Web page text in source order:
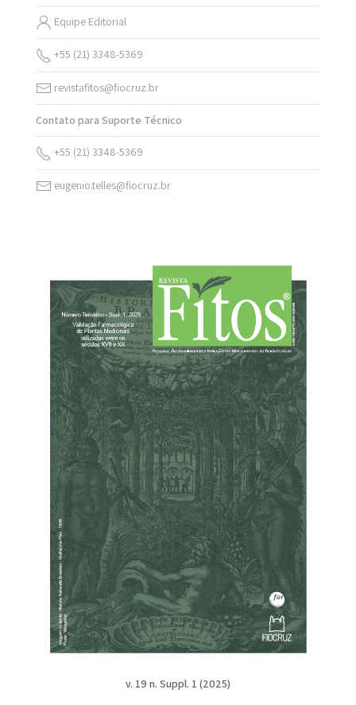
Equipe Editorial
+55 (21) 3348-5369
revistafitos@fiocruz.br
Contato para Suporte Técnico
+55 (21) 3348-5369
eugenio.telles@fiocruz.br
v. 19 n. Suppl. 1 (2025)